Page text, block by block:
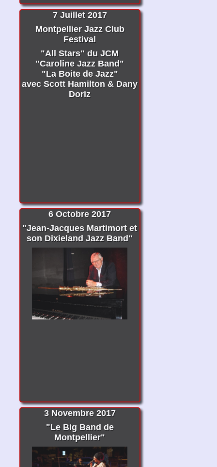
7 Juillet 2017
Montpellier Jazz Club
Festival
"All Stars" du JCM
"Caroline Jazz Band"
"La Boite de Jazz"
avec Scott Hamilton & Dany
Doriz
6 Octobre 2017
"Jean-Jacques Martimort et
son Dixieland Jazz Band"
3 Novembre 2017
"Le Big Band de
Montpellier"